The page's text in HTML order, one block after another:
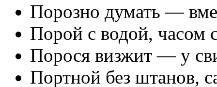
Порозно думать —
Порой с водой, часом
Порося визжит — у
Портной без штанов,